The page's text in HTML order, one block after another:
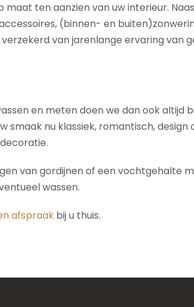
maat ten aanzien van uw interieur.
(binnen- en
verzekerd van jarenlange ervaring
en meten doen we dan ook altijd
nu klassiek, romantisch, design
van gordijnen of een vochtgehalte
wassen.
afspraak bij u thuis.